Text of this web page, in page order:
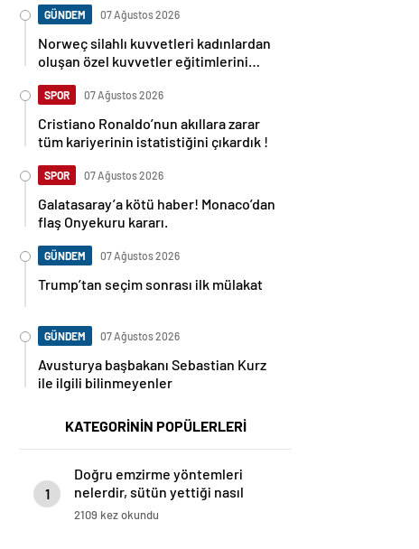
GÜNDEM 07 Ağustos 2026
Norweç silahlı kuvvetleri kadınlardan
oluşan özel kuvvetler eğitimlerini
SPOR 07 Ağustos 2026
Cristiano Ronaldo’nun akıllara zarar
tüm kariyerinin istatistiğini çıkardık !
SPOR 07 Ağustos 2026
Galatasaray’a kötü haber! Monaco’dan
flaş Onyekuru kararı.
GÜNDEM 07 Ağustos 2026
Trump’tan seçim sonrası ilk mülakat
GÜNDEM 07 Ağustos 2026
Avusturya başbakanı Sebastian Kurz
ile ilgili bilinmeyenler
KATEGORİNİN POPÜLERLERİ
1
Doğru emzirme yöntemleri
nelerdir, sütün yettiği nasıl
anlaşılır?
2109 kez okundu